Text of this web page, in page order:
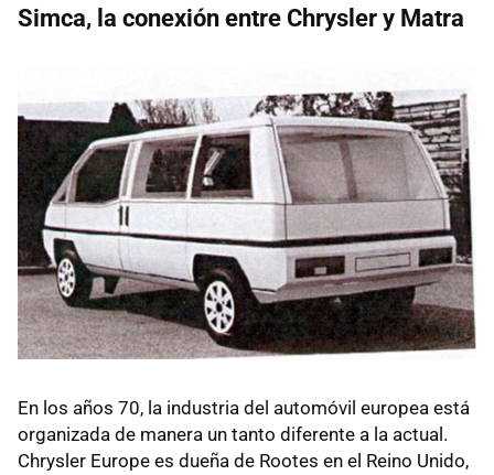
Simca, la conexión entre Chrysler y Matra
En los años 70, la industria del automóvil europea está
organizada de manera un tanto diferente a la actual.
Chrysler Europe es dueña de Rootes en el Reino Unido,